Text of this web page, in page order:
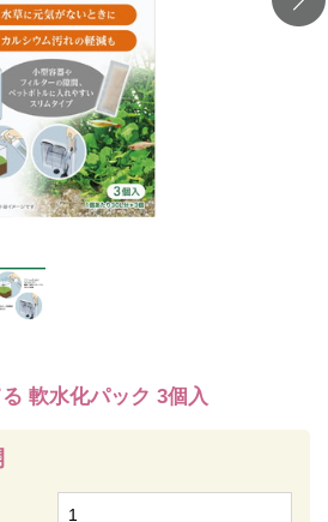
軟水化パック 3個入